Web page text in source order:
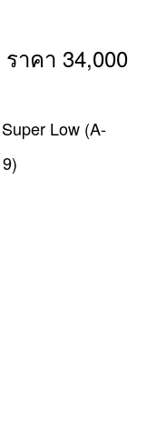
าคา 34,000
Low (A-